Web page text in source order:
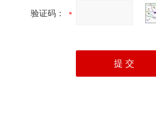
验证码：